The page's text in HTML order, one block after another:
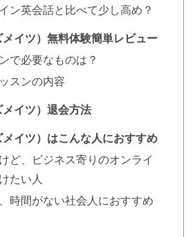
ン英会話と比べて少し高め？
イツ）無料体験簡単レビュー
で必要なものは？
スンの内容
イツ）退会方法
イツ）はこんな人におすすめ
ど、ビジネス寄りのオンライ
たい人
時間がない社会人におすすめ